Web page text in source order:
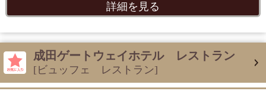
詳細を見る
成田ゲートウェイホテル レストラン
[ビュッフェ レストラン]